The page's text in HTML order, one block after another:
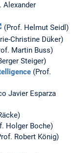
Alexander
(Prof. Helmut Seidl)
Christine Düker)
Martin Buss)
Steiger)
(Prof.
Javier Esparza
Holger Boche)
Robert König)